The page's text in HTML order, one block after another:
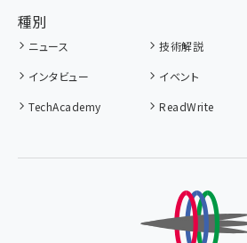
種別
ニュース 技術解説
インタビュー
イベント
TechAcademy
ReadWrite